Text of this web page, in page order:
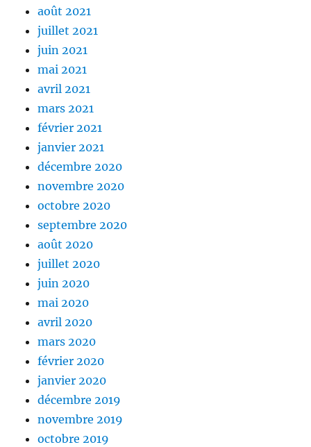
août 2021
juillet 2021
juin 2021
mai 2021
avril 2021
mars 2021
février 2021
janvier 2021
décembre 2020
novembre 2020
octobre 2020
septembre 2020
août 2020
juillet 2020
juin 2020
mai 2020
avril 2020
mars 2020
février 2020
janvier 2020
décembre 2019
novembre 2019
octobre 2019